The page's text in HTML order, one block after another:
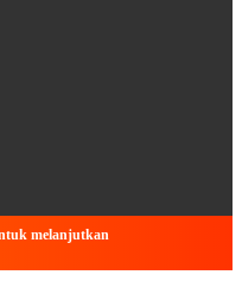
melanjutkan